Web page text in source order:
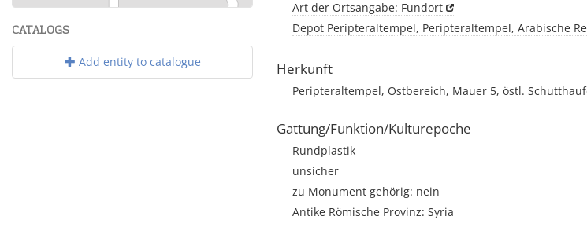
CATALOGS
Add entity to catalogue
Art der Ortsangabe: Fundort
Depot Peripteraltempel, Peripteraltempel, Arabische
Herkunft
Peripteraltempel, Ostbereich, Mauer 5, östl.
Gattung/Funktion/Kulturepoche
Rundplastik
unsicher
zu Monument gehörig: nein
Antike Römische Provinz: Syria